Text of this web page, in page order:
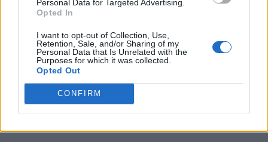
Personal Data for Targeted Advertising.
Opted In
I want to opt-out of Collection, Use,
Retention, Sale, and/or Sharing of my
Personal Data that Is Unrelated with the
Purposes for which it was collected.
Opted Out
CONFIRM
România pe Primul Loc (Ponta)
Altul
Arată rezultatele
Arhiva sondajelor